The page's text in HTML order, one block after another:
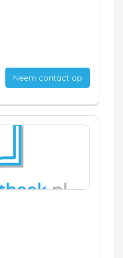
Neem contact op